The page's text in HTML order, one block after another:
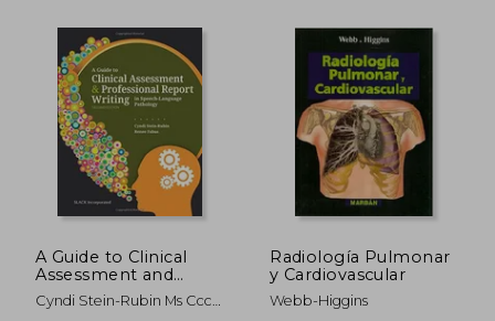
50%
dcto.
$ 2.004
$ 1.002
35%
dcto.
A Guide to Clinical
Assessment and
Professional Report
Writing in Speech-
Cyndi Stein-Rubin Ms Ccc
Radiología Pulmonar
y Cardiovascular
Webb-Higgins